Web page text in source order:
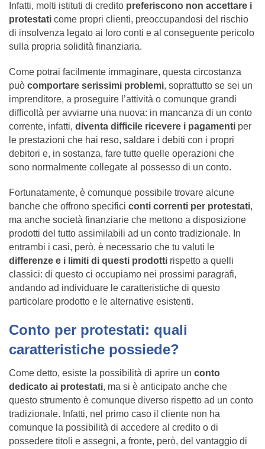
Infatti, molti istituti di credito preferiscono non accettare i
protestati come propri clienti, preoccupandosi del rischio
di insolvenza legato ai loro conti e al conseguente pericolo
sulla propria solidità finanziaria.
Come potrai facilmente immaginare, questa circostanza
può comportare serissimi problemi, soprattutto se sei un
imprenditore, a proseguire l’attività o comunque grandi
difficoltà per avviarne una nuova: in mancanza di un conto
corrente, infatti, diventa difficile ricevere i pagamenti per
le prestazioni che hai reso, saldare i debiti con i propri
debitori e, in sostanza, fare tutte quelle operazioni che
sono normalmente collegate al possesso di un conto.
Fortunatamente, è comunque possibile trovare alcune
banche che offrono specifici conti correnti per protestati,
ma anche società finanziarie che mettono a disposizione
prodotti del tutto assimilabili ad un conto tradizionale. In
entrambi i casi, però, è necessario che tu valuti le
differenze e i limiti di questi prodotti rispetto a quelli
classici: di questo ci occupiamo nei prossimi paragrafi,
andando ad individuare le caratteristiche di questo
particolare prodotto e le alternative esistenti.
Conto per protestati: quali
caratteristiche possiede?
Come detto, esiste la possibilità di aprire un conto
dedicato ai protestati, ma si è anticipato anche che
questo strumento è comunque diverso rispetto ad un conto
tradizionale. Infatti, nel primo caso il cliente non ha
comunque la possibilità di accedere al credito o di
possedere titoli e assegni, a fronte, però, del vantaggio di